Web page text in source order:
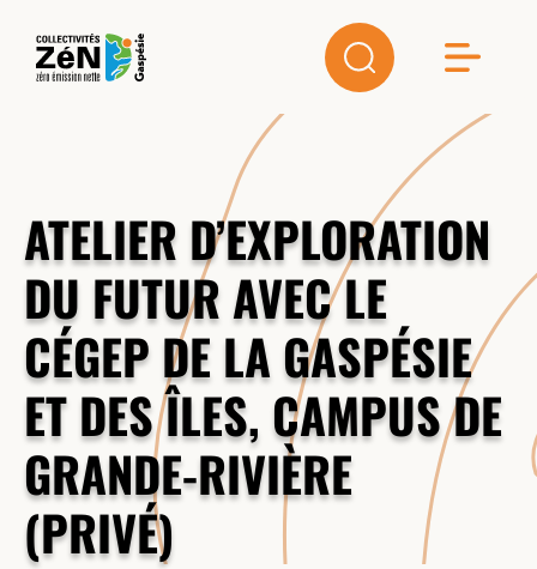
ATELIER D’EXPLORATION
DU FUTUR AVEC LE
CÉGEP DE LA GASPÉSIE
ET DES ÎLES, CAMPUS DE
GRANDE-RIVIÈRE
(PRIVÉ)